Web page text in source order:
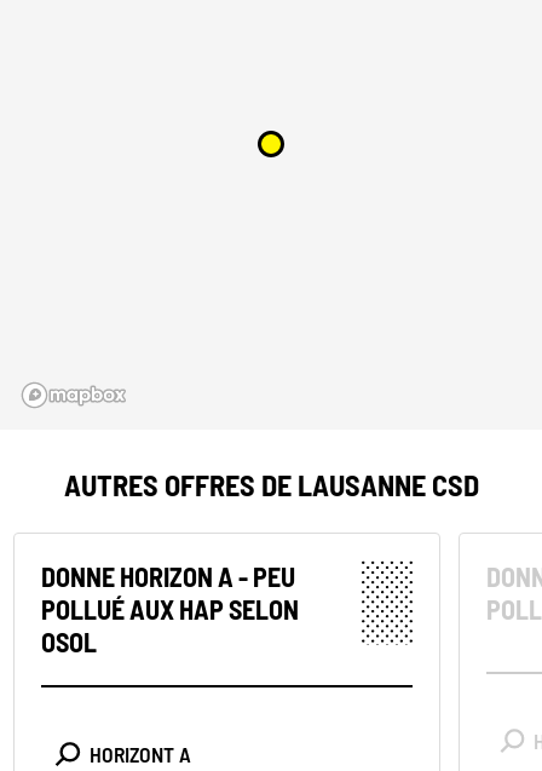
AUTRES OFFRES DE LAUSANNE CSD
DONNE HORIZON A - PEU
POLLUÉ AUX HAP SELON
OSOL
HORIZONT A